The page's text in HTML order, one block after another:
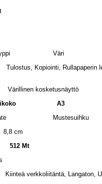
tyyppi Väri
Kopiointi, Rullapaperin
kosketusnäyttö
A3
Mustesuihku
8,8 cm
Mt
verkkoliitäntä, Langaton,